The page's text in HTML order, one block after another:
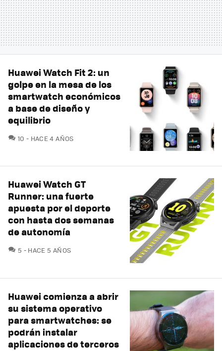
Huawei Watch Fit 2: un
golpe en la mesa de los
smartwatch económicos
a base de diseño y
equilibrio
10 COMENTARIOS
HACE 4 AÑOS
Huawei Watch GT
Runner: una fuerte
apuesta por el deporte
con hasta dos semanas
de autonomía
5 COMENTARIOS
HACE 5 AÑOS
Huawei comienza a abrir
su sistema operativo
para smartwatches: se
podrán instalar
aplicaciones de terceros